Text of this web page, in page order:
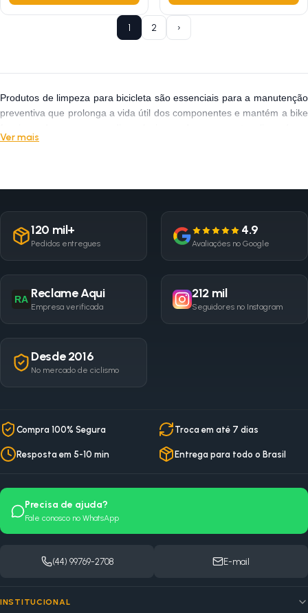
1 2 ›
Produtos de limpeza para bicicleta são essenciais para a manutenção
preventiva que prolonga a vida útil dos componentes e mantém a bike
de quadro, escovas específicas e panos de microfibra. Na Loja Na
componentes em espuma e spray, além de kits completos de limpeza
frequência de limpeza ideal: a cada 3-5 pedaladas em tempo seco e
após cada pedalada em chuva ou lama. Corrente limpa e bem
lubrificada é o fator mais impactante na vida útil e eficiência da
transmissão: uma corrente suja e seca desgasta o cassete e o
pedivela de forma acelerada, gerando custos de manutenção muito
maiores.
Ver mais
120 mil+
Pedidos entregues
4.9
Avaliações no Google
RA Reclame Aqui
Empresa verificada
212 mil
Seguidores no Instagram
Desde 2016
No mercado de ciclismo
Compra 100% Segura Troca em até 7 dias
Resposta em 5-10 min Entrega para todo o Brasil
Precisa de ajuda?
Fale conosco no WhatsApp
(44) 99769-2708 E-mail
INSTITUCIONAL